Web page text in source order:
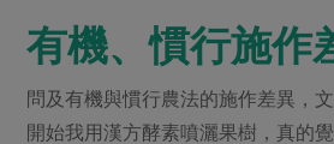
有機、慣行施作
問及有機與慣行農法的施作差異，
開始我用漢方酵素噴灑果樹，真的